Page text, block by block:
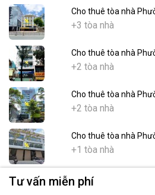
Cho thuê tòa nhà
+3 tòa nhà
Cho thuê tòa nhà
+2 tòa nhà
Cho thuê tòa nhà
+2 tòa nhà
Cho thuê tòa nhà
+1 tòa nhà
Cho thuê tòa nhà
+1 tòa nhà
Tư vấn miễn phí